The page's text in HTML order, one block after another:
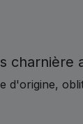
charnière
d'origine,